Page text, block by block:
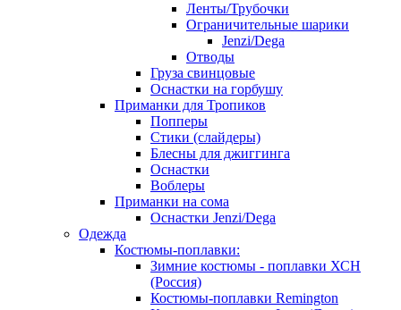
Ленты/Трубочки
Ограничительные шарики
Jenzi/Dega
Отводы
Груза свинцовые
Оснастки на горбушу
Приманки для Тропиков
Попперы
Стики (слайдеры)
Блесны для джиггинга
Оснастки
Воблеры
Приманки на сома
Оснастки Jenzi/Dega
Одежда
Костюмы-поплавки:
Зимние костюмы - поплавки ХСН
(Россия)
Костюмы-поплавки Remington